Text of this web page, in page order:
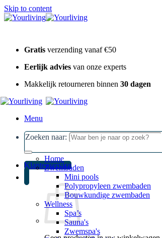
Skip to content
Gratis verzending vanaf €50
Eerlijk advies van onze experts
Makkelijk retourneren binnen 30 dagen
Menu
Zoeken naar:
Klantenservice
Home
Zwembaden
Mini pools
Polypropyleen zwembaden
Bouwkundige zwembaden
Wellness
Spa’s
Sauna's
Zwemspa's